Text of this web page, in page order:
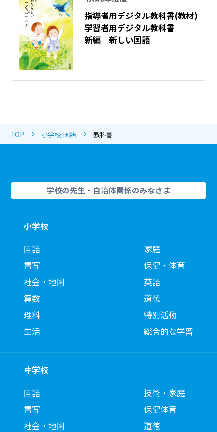
指導者用デジタル教科書(教材)
学習者用デジタル教科書
新編 新しい国語
TOP 小学校 国語 教科書
学校の先生・自治体関係のみなさま
小学校
国語
書写
社会・地図
算数
理科
生活
家庭
保健・体育
英語
道徳
特別活動
総合的な学習
中学校
国語
書写
社会・地図
技術・家庭
保健体育
道徳